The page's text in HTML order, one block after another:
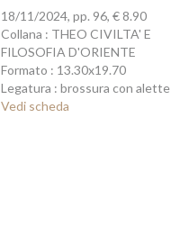
18/11/2024, pp. 96, € 8.90
Collana : THEO CIVILTA' E
FILOSOFIA D'ORIENTE
Formato : 13.30x19.70
Legatura : brossura con alette
Vedi scheda